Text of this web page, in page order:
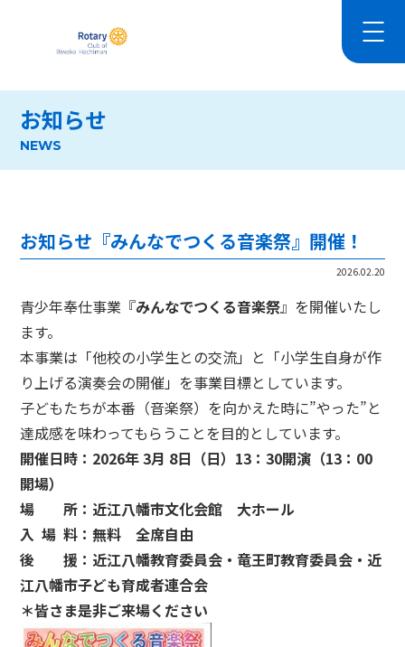
お知らせ
NEWS
お知らせ『みんなでつくる音楽祭』開催！
2026.02.20
青少年奉仕事業『みんなでつくる音楽祭』を開催いたし
ます。
本事業は「他校の小学生との交流」と「小学生自身が作
り上げる演奏会の開催」を事業目標としています。
子どもたちが本番（音楽祭）を向かえた時に”やった”と
達成感を味わってもらうことを目的としています。
開催日時：2026年 3月 8日（日）13：30開演（13：00
開場）
場 所：近江八幡市文化会館 大ホール
入 場 料：無料 全席自由
後 援：近江八幡教育委員会・竜王町教育委員会・近
江八幡市子ども育成者連合会
＊皆さま是非ご来場ください